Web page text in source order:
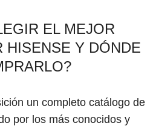
EL MEJOR
HISENSE Y DÓNDE
un completo catálogo de
por los más conocidos y